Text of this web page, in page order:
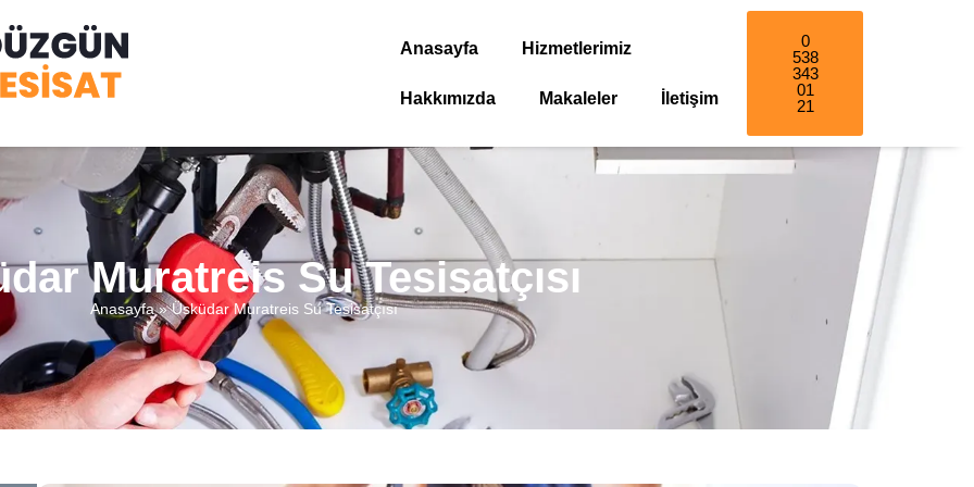
Anasayfa Hizmetlerimiz
Hakkımızda Makaleler İletişim
0
538
343
01
21
Muratreis Su Tesisatçısı
Anasayfa»Üsküdar Muratreis Su Tesisatçısı